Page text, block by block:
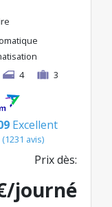
4 3
Excellent
(1231 avis)
Prix dès:
journé